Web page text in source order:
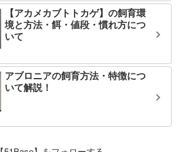
【アカメカブトトカゲ】の飼育環
境と方法・餌・値段・慣れ方につ
いて
アブロニアの飼育方法・特徴につ
いて解説！